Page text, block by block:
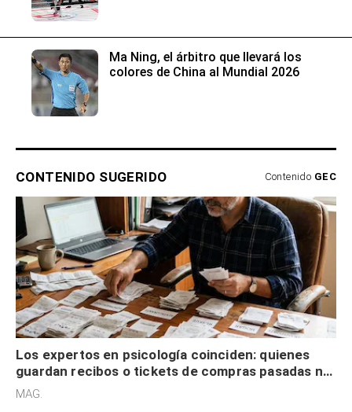
Ma Ning, el árbitro que llevará los
colores de China al Mundial 2026
CONTENIDO SUGERIDO Contenido GEC
Los expertos en psicología coinciden: quienes
guardan recibos o tickets de compras pasadas no
son acumuladores, sino que tienen necesidad de
MAG.